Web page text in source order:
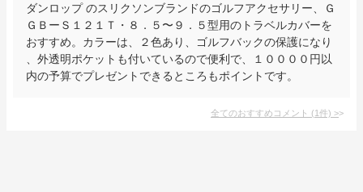
ダンロップ のスリクソンブランドのゴルフアクセサリー、Ｇ
ＧＢーＳ１２１Ｔ・８．５〜９．５型用のトラベルカバーを
おすすめ。カラーは、２色あり、ゴルフバックの保護になり
、外透明ポケットも付いているので便利で、１００００円以
内の予算でプレゼントできるところもポイントです。
全てのおすすめコメント (1件) >